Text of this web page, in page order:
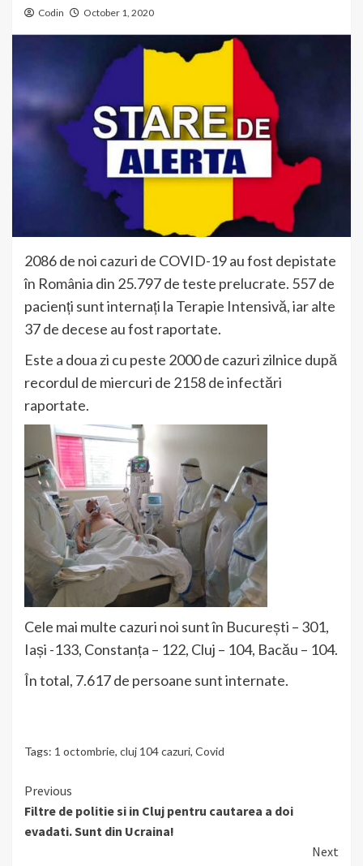
Codin October 1, 2020
2086 de noi cazuri de COVID-19 au fost depistate
în România din 25.797 de teste prelucrate. 557 de
pacienți sunt internați la Terapie Intensivă, iar alte
37 de decese au fost raportate.
Este a doua zi cu peste 2000 de cazuri zilnice după
recordul de miercuri de 2158 de infectări
raportate.
Cele mai multe cazuri noi sunt în București – 301,
Iași -133, Constanța – 122, Cluj – 104, Bacău – 104.
În total, 7.617 de persoane sunt internate.
Tags: 1 octombrie, cluj 104 cazuri, Covid
Continue
Reading
Previous
Filtre de politie si in Cluj pentru cautarea a doi
evadati. Sunt din Ucraina!
Next